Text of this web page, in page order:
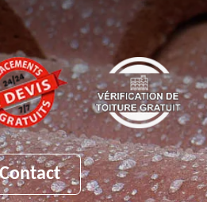
Contact